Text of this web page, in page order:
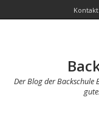
Kontakt
Der Blog der